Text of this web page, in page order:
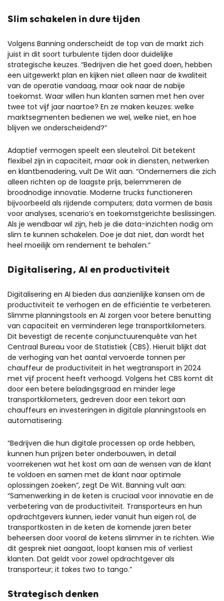
Slim schakelen in dure tijden
Volgens Banning onderscheidt de top van de markt zich
juist in dit soort turbulente tijden door duidelijke
strategische keuzes. “Bedrijven die het goed doen, hebben
een uitgewerkt plan en kijken niet alleen naar de kwaliteit
van de operatie vandaag, maar ook naar de nabije
toekomst. Waar willen hun klanten samen met hen over
twee tot vijf jaar naartoe? En ze maken keuzes: welke
marktsegmenten bedienen we wel, welke niet, en hoe
blijven we onderscheidend?”
Adaptief vermogen speelt een sleutelrol. Dit betekent
flexibel zijn in capaciteit, maar ook in diensten, netwerken
en klantbenadering, vult De Wit aan. “Ondernemers die zich
alleen richten op de laagste prijs, belemmeren de
broodnodige innovatie. Moderne trucks functioneren
bijvoorbeeld als rijdende computers; data vormen de basis
voor analyses, scenario’s en toekomstgerichte beslissingen.
Als je wendbaar wil zijn, heb je die data-inzichten nodig om
slim te kunnen schakelen. Doe je dat niet, dan wordt het
heel moeilijk om rendement te behalen.”
Digitalisering, AI en productiviteit
Digitalisering en AI bieden dus aanzienlijke kansen om de
productiviteit te verhogen en de efficiëntie te verbeteren.
Slimme planningstools en AI zorgen voor betere benutting
van capaciteit en verminderen lege transportkilometers.
Dit bevestigt de recente conjunctuurenquête van het
Centraal Bureau voor de Statistiek (CBS). Hieruit blijkt dat
de verhoging van het aantal vervoerde tonnen per
chauffeur de productiviteit in het wegtransport in 2024
met vijf procent heeft verhoogd. Volgens het CBS komt dit
door een betere beladingsgraad en minder lege
transportkilometers, gedreven door een tekort aan
chauffeurs en investeringen in digitale planningstools en
automatisering.
“Bedrijven die hun digitale processen op orde hebben,
kunnen hun prijzen beter onderbouwen, in detail
voorrekenen wat het kost om aan de wensen van de klant
te voldoen en samen met de klant naar optimale
oplossingen zoeken”, zegt De Wit. Banning vult aan:
“Samenwerking in de keten is cruciaal voor innovatie en de
verbetering van de productiviteit. Transporteurs en hun
opdrachtgevers kunnen, ieder vanuit hun eigen rol, de
transportkosten in de keten de komende jaren beter
beheersen door vooral de ketens slimmer in te richten. Wie
dit gesprek niet aangaat, loopt kansen mis of verliest
klanten. Dat geldt voor zowel opdrachtgever als
transporteur; it takes two to tango.”
Strategisch denken